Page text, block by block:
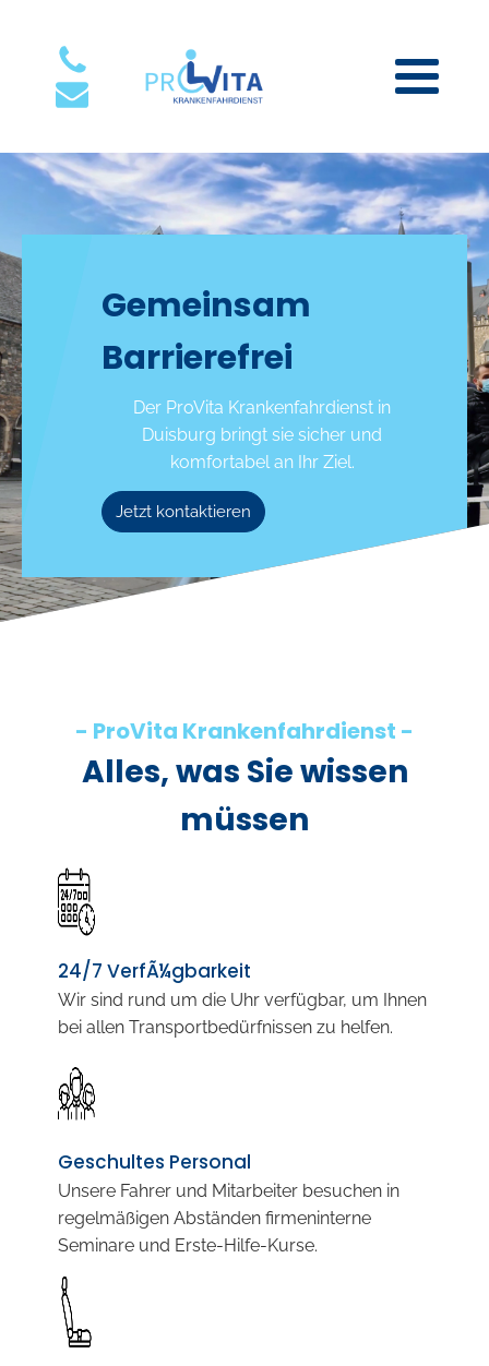
Gemeinsam
Barrierefrei
Der ProVita Krankenfahrdienst in
Duisburg bringt sie sicher und
komfortabel an Ihr Ziel.
Jetzt kontaktieren
- ProVita Krankenfahrdienst -
Alles, was Sie wissen
müssen
24/7 VerfÃ¼gbarkeit
Wir sind rund um die Uhr verfügbar, um Ihnen
bei allen Transportbedürfnissen zu helfen.
Geschultes Personal
Unsere Fahrer und Mitarbeiter besuchen in
regelmäßigen Abständen firmeninterne
Seminare und Erste-Hilfe-Kurse.